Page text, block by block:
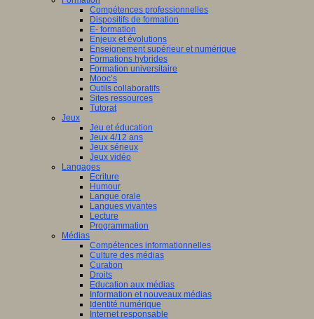
Compétences professionnelles
Dispositifs de formation
E- formation
Enjeux et évolutions
Enseignement supérieur et numérique
Formations hybrides
Formation universitaire
Mooc’s
Outils collaboratifs
Sites ressources
Tutorat
Jeux
Jeu et éducation
Jeux 4/12 ans
Jeux sérieux
Jeux vidéo
Langages
Ecriture
Humour
Langue orale
Langues vivantes
Lecture
Programmation
Médias
Compétences informationnelles
Culture des médias
Curation
Droits
Education aux médias
Information et nouveaux médias
Identité numérique
Internet responsable